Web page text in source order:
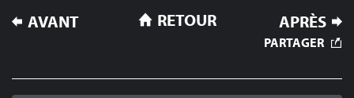
NAVIGATION
DE
AVANT APRÈS
RETOUR
PARTAGER